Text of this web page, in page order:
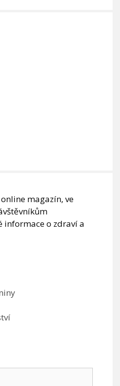
magazín, ve
informace o zdraví a